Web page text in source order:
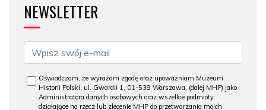
NEWSLETTER
Oświadczam, że wyrażam zgodę oraz upoważniam Muzeum
Historii Polski, ul. Gwardii 1, 01-538 Warszawa, (dalej MHP) jako
Administratora danych osobowych oraz wszelkie podmioty
działające na rzecz lub zlecenie MHP do przetwarzania moich